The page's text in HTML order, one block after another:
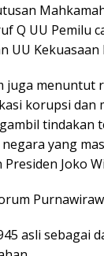
Q UU Pemilu
UU Kekuasaan
juga menuntut
korupsi dan
tindakan
yang
Joko
asli sebagai